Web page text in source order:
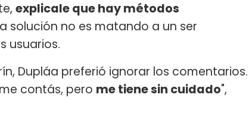
explicale que hay métodos
solución no es matando a un ser
usuarios.
Dupláa preferió ignorar los comentarios.
contás, pero me tiene sin cuidado",